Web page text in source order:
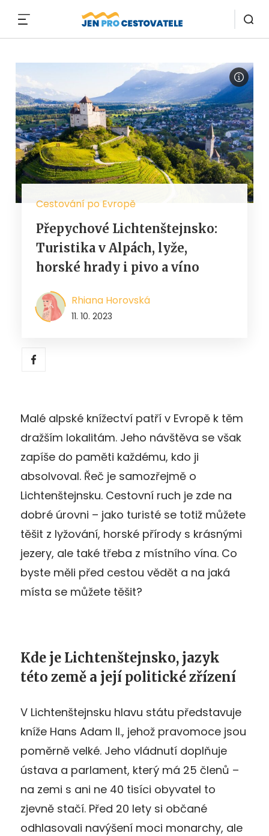
Cestování po Evropě
Přepychové Lichtenštejnsko:
Turistika v Alpách, lyže,
horské hrady i pivo a víno
Rhiana Horovská
11. 10. 2023
Malé alpské knížectví patří v Evropě k těm
dražším lokalitám. Jeho návštěva se však
zapíše do paměti každému, kdo ji
absolvoval. Řeč je samozřejmě o
Lichtenštejnsku. Cestovní ruch je zde na
dobré úrovni – jako turisté se totiž můžete
těšit z lyžování, horské přírody s krásnými
jezery, ale také třeba z místního vína. Co
byste měli před cestou vědět a na jaká
místa se můžete těšit?
Kde je Lichtenštejnsko, jazyk
této země a její politické zřízení
V Lichtenštejnsku hlavu státu představuje
kníže Hans Adam II., jehož pravomoce jsou
poměrně velké. Jeho vládnutí doplňuje
ústava a parlament, který má 25 členů –
na zemi s ani ne 40 tisíci obyvatel to
zjevně stačí. Před 20 lety si občané
odhlasovali navýšení moci monarchy, ale